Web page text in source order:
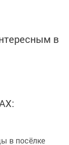
в